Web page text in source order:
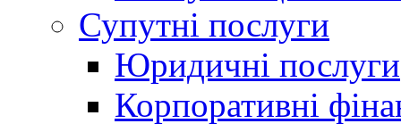
Супутні послуги
Юридичні послуги
Корпоративні